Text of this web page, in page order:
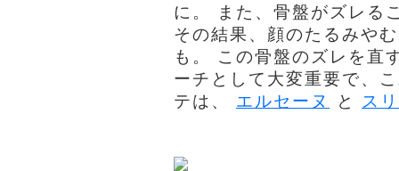
に。 また、骨盤がズレる
その結果、顔のたるみや
も。 この骨盤のズレを直
ーチとして大変重要で、
テは、 エルセーヌ と ス